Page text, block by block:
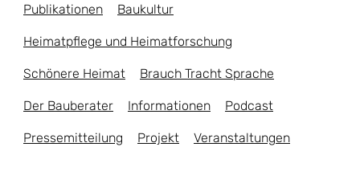
Publikationen Baukultur
Heimatpflege und Heimatforschung
Schönere Heimat Brauch Tracht Sprache
Der Bauberater Informationen Podcast
Pressemitteilung Projekt Veranstaltungen